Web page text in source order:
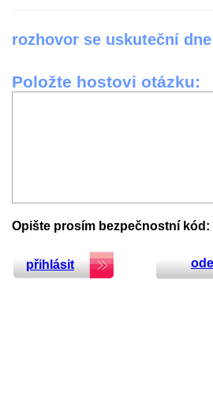
rozhovor se uskuteční dne
Položte hostovi otázku:
Opište prosím bezpečnostní kód:
přihlásit